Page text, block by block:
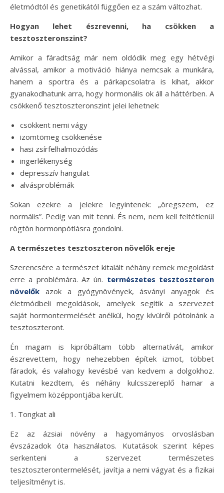
életmódtól és genetikától függően ez a szám változhat.
Hogyan lehet észrevenni, ha csökken a
tesztoszteronszint?
Amikor a fáradtság már nem oldódik meg egy hétvégi
alvással, amikor a motiváció hiánya nemcsak a munkára,
hanem a sportra és a párkapcsolatra is kihat, akkor
gyanakodhatunk arra, hogy hormonális ok áll a háttérben. A
csökkenő tesztoszteronszint jelei lehetnek:
csökkent nemi vágy
izomtömeg csökkenése
hasi zsírfelhalmozódás
ingerlékenység
depresszív hangulat
alvásproblémák
Sokan ezekre a jelekre legyintenek: „öregszem, ez
normális”. Pedig van mit tenni. És nem, nem kell feltétlenül
rögtön hormonpótlásra gondolni.
A természetes tesztoszteron növelők ereje
Szerencsére a természet kitalált néhány remek megoldást
erre a problémára. Az ún. természetes tesztoszteron
növelők azok a gyógynövények, ásványi anyagok és
életmódbeli megoldások, amelyek segítik a szervezet
saját hormontermelését anélkül, hogy kívülről pótolnánk a
tesztoszteront.
Én magam is kipróbáltam több alternatívát, amikor
észrevettem, hogy nehezebben építek izmot, többet
fáradok, és valahogy kevésbé van kedvem a dolgokhoz.
Kutatni kezdtem, és néhány kulcsszereplő hamar a
figyelmem középpontjába került.
1. Tongkat ali
Ez az ázsiai növény a hagyományos orvoslásban
évszázadok óta használatos. Kutatások szerint képes
serkenteni a szervezet természetes
tesztoszterontermelését, javítja a nemi vágyat és a fizikai
teljesítményt is.